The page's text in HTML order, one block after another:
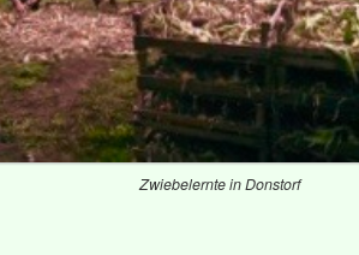
Zwiebelernte in Donstorf